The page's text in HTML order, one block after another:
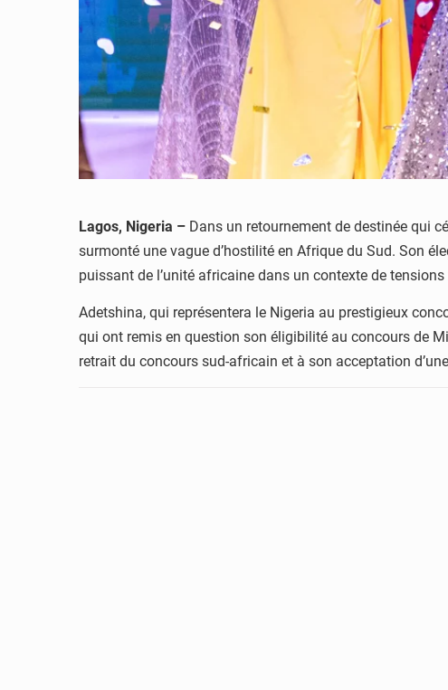
Lagos, Nigeria – Dans un retournement de destinée qui
surmonté une vague d’hostilité en Afrique du Sud. Son
puissant de l’unité africaine dans un contexte de
Adetshina, qui représentera le Nigeria au prestigieux
qui ont remis en question son éligibilité au concours de
retrait du concours sud-africain et à son acceptation